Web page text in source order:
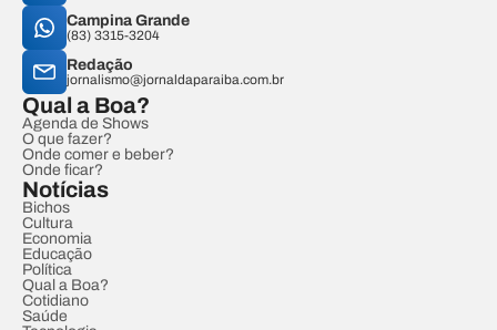
Campina Grande
(83) 3315-3204
Redação
jornalismo@jornaldaparaiba.com.br
Qual a Boa?
Agenda de Shows
O que fazer?
Onde comer e beber?
Onde ficar?
Notícias
Bichos
Cultura
Economia
Educação
Política
Qual a Boa?
Cotidiano
Saúde